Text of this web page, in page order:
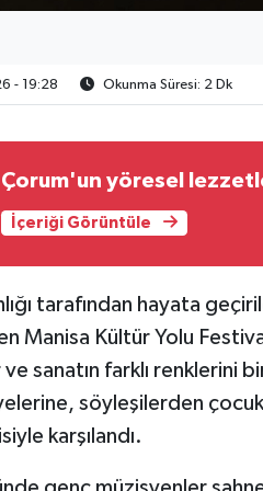
- 19:28 Okunma Süresi: 2 Dk
Çorum'un yöresel
İçeriği Görüntüle
tarafından hayata
Manisa Kültür Yolu
sanatın farklı renklerini
söyleşilerden
karşılandı.